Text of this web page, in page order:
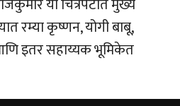
या चित्रपटात मुख्य
रम्या कृष्णन, योगी बाबू,
इतर सहाय्यक भूमिकेत